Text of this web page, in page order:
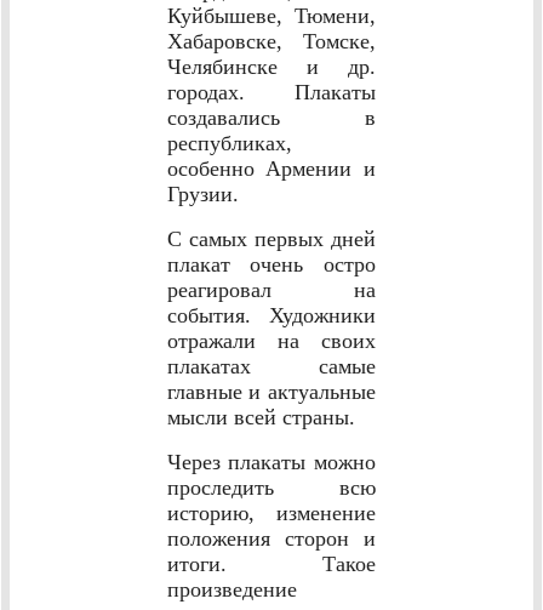
Куйбышеве, Тюмени,
Хабаровске, Томске,
Челябинске и др.
городах. Плакаты
создавались в
республиках,
особенно Армении и
Грузии.
С самых первых дней
плакат очень остро
реагировал на
события. Художники
отражали на своих
плакатах самые
главные и актуальные
мысли всей страны.
Через плакаты можно
проследить всю
историю, изменение
положения сторон и
итоги. Такое
произведение